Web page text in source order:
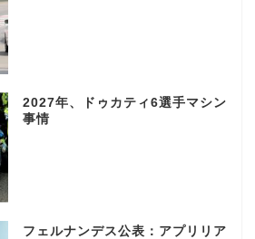
2027年、ドゥカティ6選手マシン
事情
フェルナンデス公表：アプリリア